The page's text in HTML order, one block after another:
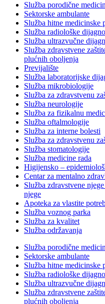
Služba porodične
Sektorske ambulante
Služba hitne medicinske
Služba radiološke
Služba ultrazvučne
Služba zdravstvene
plućnih oboljenja
Previjalište
Služba laboratorijske
Služba mikrobiologije
Služba za zdravstvenu
Služba neurologije
Služba za fizikalnu
Služba oftalmologije
Služba za interne bolesti
Služba za zdravstvenu
Služba stomatologije
Služba medicine rada
Higijensko –
Centar za mentalno
Služba zdravstvene
njege
Apoteka za vlastite
Služba voznog parka
Služba za kvalitet
Služba održavanja
Služba porodične
Sektorske ambulante
Služba hitne medicinske
Služba radiološke
Služba ultrazvučne
Služba zdravstvene
plućnih oboljenja